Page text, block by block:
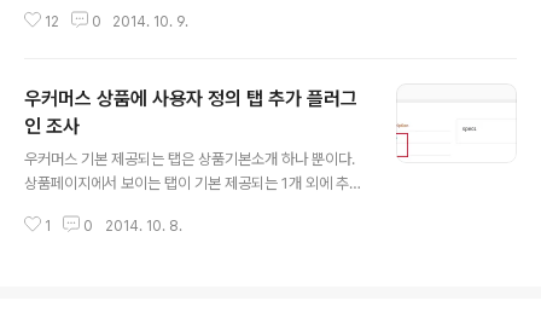
본 제공 포스트와 페이지의 제한사항들을 해결할 수 있는
어야 한다. 워드프레스 관리자 화면에 보면, 포스트는 '글'
로 표시되고 있지만, 이 글에서는 포스트라는 용어로 사용
한다. 포스트와 페이지는 워드프레스가 골격 설계될 때부
터 운용하는 방식이 다르게 분리해둔 것이다. 워드프레스
에서 기본 포스트와 페이지 차이점. 포스트와 페이지의 용
도에 의한 차이점. 워드프레스는 아래와 같은 용도별 분리
12 0 2014. 10. 9.
우커머스 상품에 사용자 정의 탭 추가 플러그
인 조사
우커머스 기본 제공되는 탭은 상품기본소개 하나 뿐이다.
상품페이지에서 보이는 탭이 기본 제공되는 1개 외에 추가
할 수 있는 플러그인 조사 해보고 쓸만한것 골라본다. 1. W
1 0 2014. 10. 8.